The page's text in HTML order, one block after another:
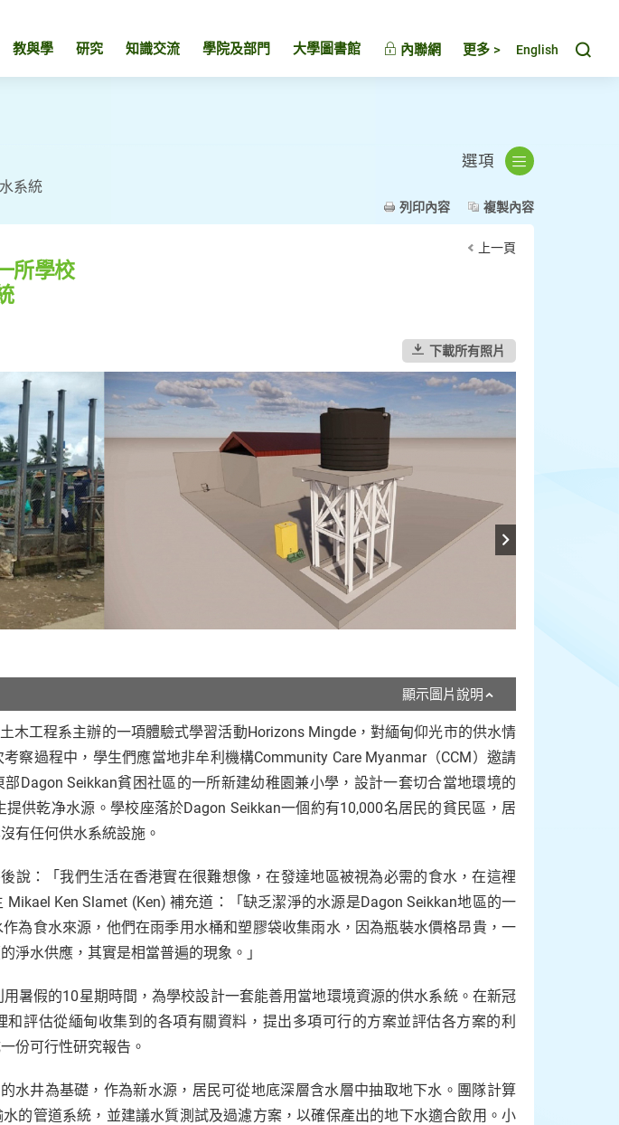
教與學 研究 知識交流 學院及部門 大學圖書館 內聯網 更多 > English
系統
選項
列印內容 複製內容
上一頁
所學校
下載所有照片
顯示圖片說明
木工程系主辦的一項體驗式學習活動Horizons Mingde，對緬甸仰光市的供水情
察過程中，學生們應當地非牟利機構Community Care Myanmar（CCM）邀請
Dagon Seikkan貧困社區的一所新建幼稚園兼小學，設計一套切合當地環境的
供乾净水源。學校座落於Dagon Seikkan一個約有10,000名居民的貧民區，居
有任何供水系統設施。
說：「我們生活在香港實在很難想像，在發達地區被視為必需的食水，在這裡
Ken Slamet (Ken) 補充道：「缺乏潔淨的水源是Dagon Seikkan地區的一
為食水來源，他們在雨季用水桶和塑膠袋收集雨水，因為瓶裝水價格昂貴，一
淨水供應，其實是相當普遍的現象。」
暑假的10星期時間，為學校設計一套能善用當地環境資源的供水系統。在新冠
評估從緬甸收集到的各項有關資料，提出多項可行的方案並評估各方案的利
份可行性研究報告。
水井為基礎，作為新水源，居民可從地底深層含水層中抽取地下水。團隊計算
的管道系統，並建議水質測試及過濾方案，以確保產出的地下水適合飲用。小